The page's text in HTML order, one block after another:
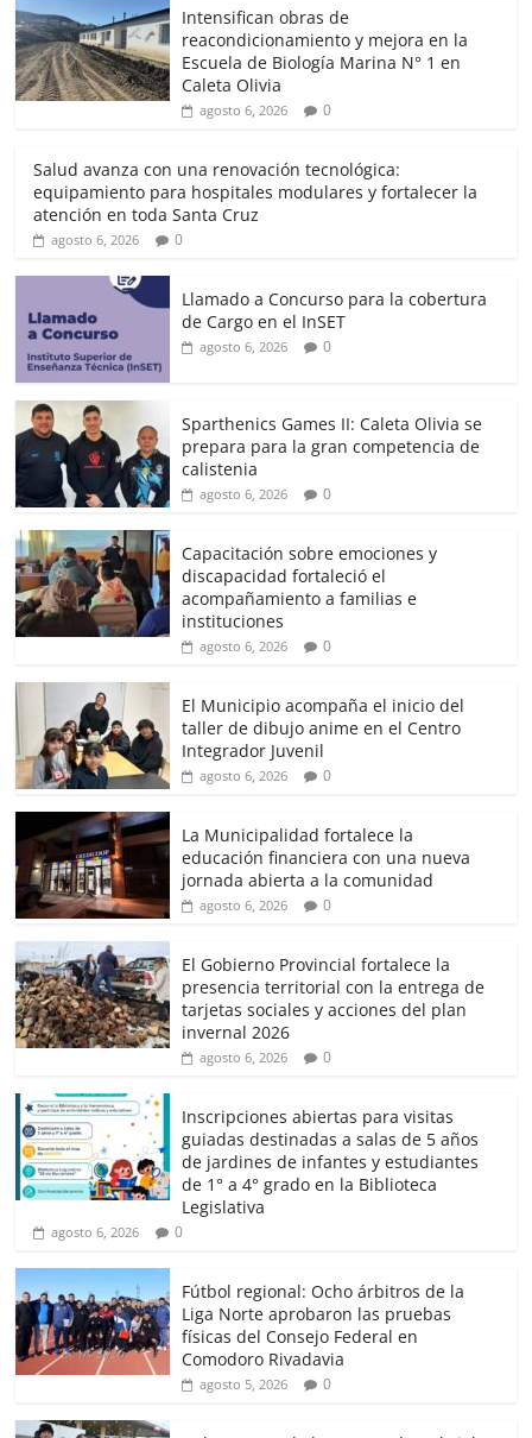
Intensifican obras de
reacondicionamiento y mejora en la
Escuela de Biología Marina N° 1 en
Caleta Olivia
agosto 6, 2026 0
Salud avanza con una renovación tecnológica:
equipamiento para hospitales modulares y fortalecer la
atención en toda Santa Cruz
agosto 6, 2026 0
Llamado a Concurso para la cobertura
de Cargo en el InSET
agosto 6, 2026 0
Sparthenics Games II: Caleta Olivia se
prepara para la gran competencia de
calistenia
agosto 6, 2026 0
Capacitación sobre emociones y
discapacidad fortaleció el
acompañamiento a familias e
instituciones
agosto 6, 2026 0
El Municipio acompaña el inicio del
taller de dibujo anime en el Centro
Integrador Juvenil
agosto 6, 2026 0
La Municipalidad fortalece la
educación financiera con una nueva
jornada abierta a la comunidad
agosto 6, 2026 0
El Gobierno Provincial fortalece la
presencia territorial con la entrega de
tarjetas sociales y acciones del plan
invernal 2026
agosto 6, 2026 0
Inscripciones abiertas para visitas
guiadas destinadas a salas de 5 años
de jardines de infantes y estudiantes
de 1° a 4° grado en la Biblioteca
Legislativa
agosto 6, 2026 0
Fútbol regional: Ocho árbitros de la
Liga Norte aprobaron las pruebas
físicas del Consejo Federal en
Comodoro Rivadavia
agosto 5, 2026 0